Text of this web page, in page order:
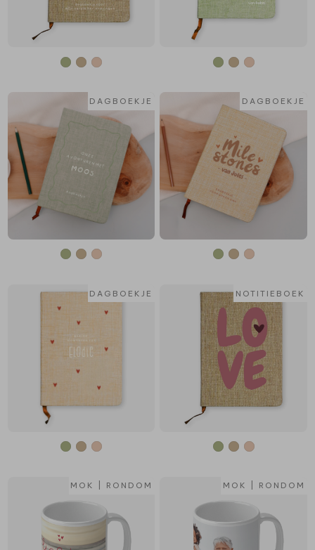
DAGBOEKJE DAGBOEKJE
DAGBOEKJE NOTITIEBOEK
MOK | RONDOM MOK | RONDOM